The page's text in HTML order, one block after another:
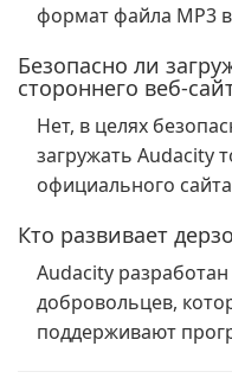
формат файла MP3
Безопасно ли
стороннего веб-
Нет, в целях
загружать Audacity
официального
Кто развивает
Audacity
добровольцев,
поддерживают